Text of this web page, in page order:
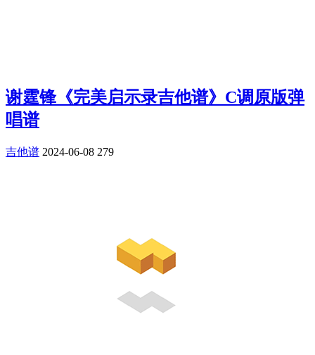
谢霆锋《完美启示录吉他谱》C调原版弹
唱谱
吉他谱 2024-06-08 279